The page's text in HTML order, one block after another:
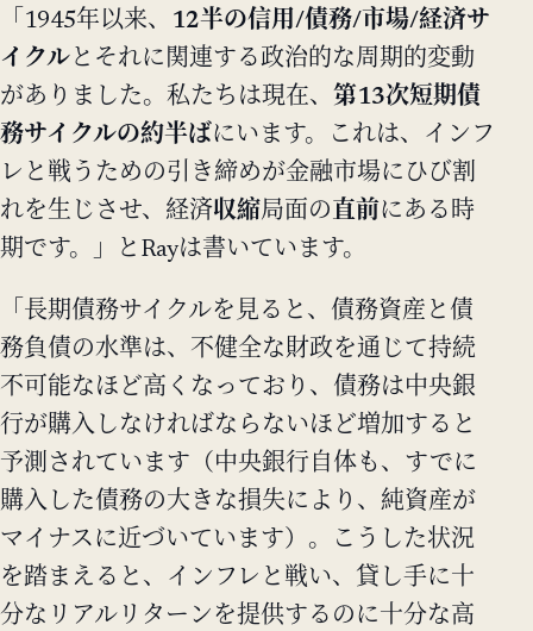
「1945年以来、 12半の信用/債務/市場/経済サ
イクル とそれに関連する政治的な周期的変動
がありました。私たちは現在、 第13次短期債
務サイクルの約半ばにいます。これは、インフ
レと戦うための引き締めが金融市場にひび割
れを生じさせ、経済収縮局面の直前にある時
期です。」とRayは書いています。
「長期債務サイクルを見ると、債務資産と債
務負債の水準は、不健全な財政を通じて持続
不可能なほど高くなっており、債務は中央銀
行が購入しなければならないほど増加すると
予測されています（中央銀行自体も、すでに
購入した債務の大きな損失により、純資産が
マイナスに近づいています）。こうした状況
を踏まえると、インフレと戦い、貸し手に十
分なリアルリターンを提供するのに十分な高